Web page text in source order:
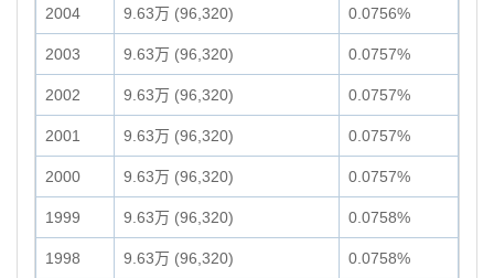
2004 9.63万 (96,320) 0.0756%
2003 9.63万 (96,320) 0.0757%
2002 9.63万 (96,320) 0.0757%
2001 9.63万 (96,320) 0.0757%
2000 9.63万 (96,320) 0.0757%
1999 9.63万 (96,320) 0.0758%
1998 9.63万 (96,320) 0.0758%